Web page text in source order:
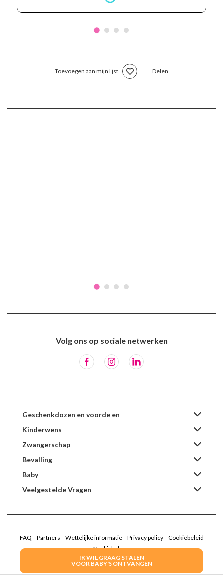
IK WIL GRAAG STALEN
VOOR BABY'S ONTVANGEN
Toevoegen aan mijn lijst Delen
Volg ons op sociale netwerken
Geschenkdozen en voordelen
Kinderwens
Zwangerschap
Bevalling
Baby
Veelgestelde Vragen
FAQ Partners Wettelijke informatie Privacy policy
Cookiebeleid
Cookiebeheer